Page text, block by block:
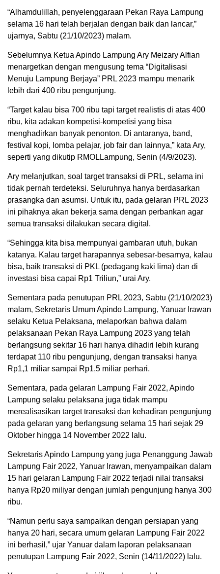
“Alhamdulillah, penyelenggaraan Pekan Raya Lampung
selama 16 hari telah berjalan dengan baik dan lancar,”
ujarnya, Sabtu (21/10/2023) malam.
Sebelumnya Ketua Apindo Lampung Ary Meizary Alfian
menargetkan dengan mengusung tema “Digitalisasi
Menuju Lampung Berjaya” PRL 2023 mampu menarik
lebih dari 400 ribu pengunjung.
“Target kalau bisa 700 ribu tapi target realistis di atas 400
ribu, kita adakan kompetisi-kompetisi yang bisa
menghadirkan banyak penonton. Di antaranya, band,
festival kopi, lomba pelajar, job fair dan lainnya,” kata Ary,
seperti yang dikutip RMOLLampung, Senin (4/9/2023).
Ary melanjutkan, soal target transaksi di PRL, selama ini
tidak pernah terdeteksi. Seluruhnya hanya berdasarkan
prasangka dan asumsi. Untuk itu, pada gelaran PRL 2023
ini pihaknya akan bekerja sama dengan perbankan agar
semua transaksi dilakukan secara digital.
“Sehingga kita bisa mempunyai gambaran utuh, bukan
katanya. Kalau target harapannya sebesar-besarnya, kalau
bisa, baik transaksi di PKL (pedagang kaki lima) dan di
investasi bisa capai Rp1 Triliun,” urai Ary.
Sementara pada penutupan PRL 2023, Sabtu (21/10/2023)
malam, Sekretaris Umum Apindo Lampung, Yanuar Irawan
selaku Ketua Pelaksana, melaporkan bahwa dalam
pelaksanaan Pekan Raya Lampung 2023 yang telah
berlangsung sekitar 16 hari hanya dihadiri lebih kurang
terdapat 110 ribu pengunjung, dengan transaksi hanya
Rp1,1 miliar sampai Rp1,5 miliar perhari.
Sementara, pada gelaran Lampung Fair 2022, Apindo
Lampung selaku pelaksana juga tidak mampu
merealisasikan target transaksi dan kehadiran pengunjung
pada gelaran yang berlangsung selama 15 hari sejak 29
Oktober hingga 14 November 2022 lalu.
Sekretaris Apindo Lampung yang juga Penanggung Jawab
Lampung Fair 2022, Yanuar Irawan, menyampaikan dalam
15 hari gelaran Lampung Fair 2022 terjadi nilai transaksi
hanya Rp20 miliyar dengan jumlah pengunjung hanya 300
ribu.
“Namun perlu saya sampaikan dengan persiapan yang
hanya 20 hari, secara umum gelaran Lampung Fair 2022
ini berhasil,” ujar Yanuar dalam laporan pelaksanaan
penutupan Lampung Fair 2022, Senin (14/11/2022) lalu.